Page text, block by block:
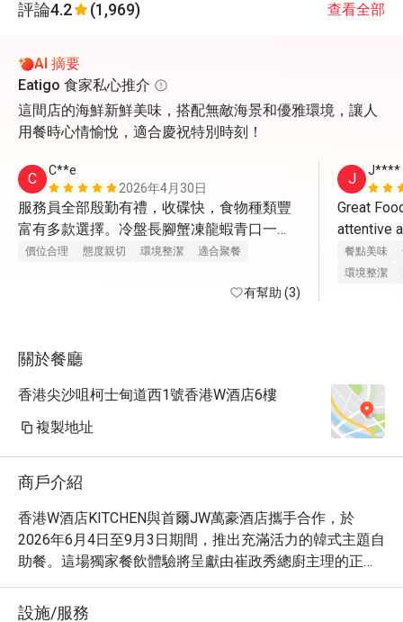
評論4.2 (1,969) 查看全部
AI 摘要
Eatigo 食家私心推介
這間店的海鮮新鮮美味，搭配無敵海景和優雅環境，讓人
用餐時心情愉悅，適合慶祝特別時刻！
C
C**e
2026年4月30日
服務員全部殷勤有禮，收碟快，食物種類豐
富有多款選擇。冷盤長腳蟹凍龍蝦青口一
般，凍蝦比較新鮮。熱盤更有黃金炒蟹，蟹
喜。甜品最出色，葡撻很地道，W自家雪
糕及蠟燭送上。 50%後整體性價比及體驗很
價位合理 態度親切 環境整潔 適合聚餐
有幫助 (3)
J J****
Great
attentive
餐點美味
環境整潔
關於餐廳
香港尖沙咀柯士甸道西1號香港W酒店6樓
複製地址
商戶介紹
香港W酒店KITCHEN與首爾JW萬豪酒店攜手合作，於
2026年6月4日至9月3日期間，推出充滿活力的韓式主題自
助餐。這場獨家餐飲體驗將呈獻由崔政秀總廚主理的正宗
韓國料理，Jung Soo Choi總廚從首爾市中心將他30年的韓
食廚藝帶到香港W酒店。Jung Soo Choi總廚曾為首爾JW
設施/服務